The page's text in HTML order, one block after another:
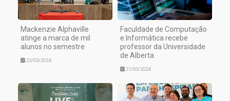
Mackenzie Alphaville
atinge a marca de mil
alunos no semestre
22/03/2024
Faculdade de Computação
e Informática recebe
professor da Universidade
de Alberta
21/03/2024